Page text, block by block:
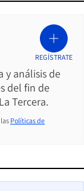
y análisis de
del fin de
Tercera.
REGÍSTRATE
Políticas de